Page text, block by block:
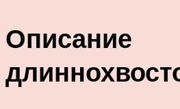
Описание